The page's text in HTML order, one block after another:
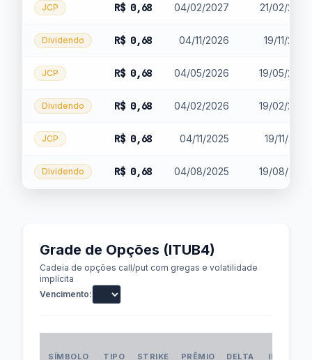
JCP R$ 0,68 04/02/2027 21/02/2027
Dividendo R$ 0,68 04/11/2026 19/11/2026
JCP R$ 0,68 04/05/2026 19/05/2026
Dividendo R$ 0,68 04/02/2026 19/02/2026
JCP R$ 0,68 04/11/2025 19/11/2025
Dividendo R$ 0,68 04/08/2025 19/08/2025
Grade de Opções (ITUB4)
Cadeia de opções call/put com gregas e volatilidade
implícita
Vencimento:
SÍMBOLO TIPO STRIKE PRÊMIO DELTA